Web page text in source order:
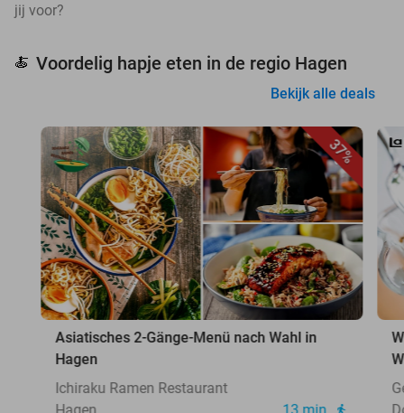
jij voor?
🍝 Voordelig hapje eten in de regio Hagen
Bekijk alle deals
37%
Asiatisches 2-Gänge-Menü nach Wahl in
Hagen
Ichiraku Ramen Restaurant